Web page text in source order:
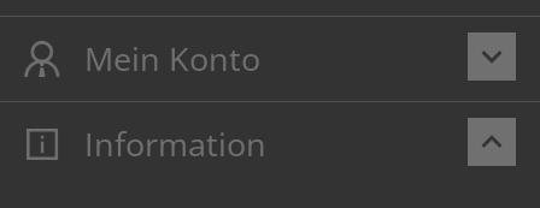
keyboard_arrow_down
Mein Konto
Mein Konto
keyboard_arrow_up
Information